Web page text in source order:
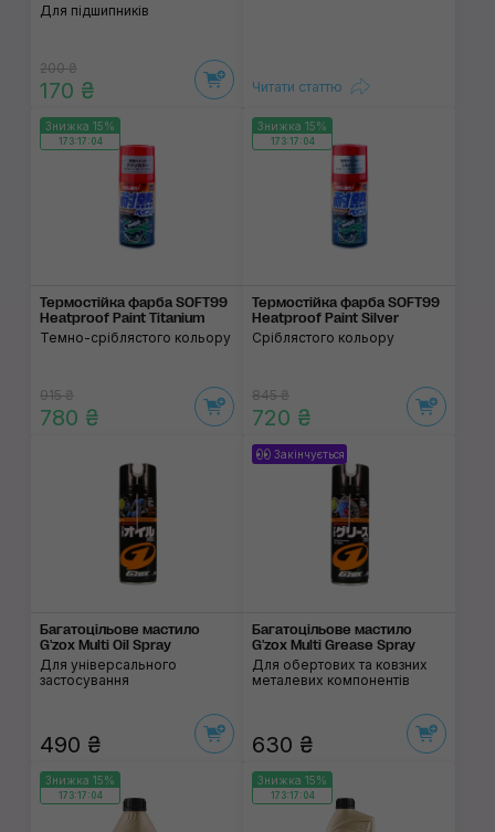
Для підшипників
200 ₴
170 ₴ Читати статтю
Знижка 15%
173:17:03
Термостійка фарба SOFT99
Heatproof Paint Titanium
Темно-сріблястого кольору
915 ₴
780 ₴
Знижка 15%
173:17:03
Термостійка фарба SOFT99
Heatproof Paint Silver
Сріблястого кольору
845 ₴
720 ₴
Багатоцільове мастило
G'zox Multi Oil Spray
Для універсального
застосування
490 ₴
Закінчується
Багатоцільове мастило
G'zox Multi Grease Spray
Для обертових та ковзних
металевих компонентів
630 ₴
Знижка 15%
173:17:03
Знижка 15%
173:17:03